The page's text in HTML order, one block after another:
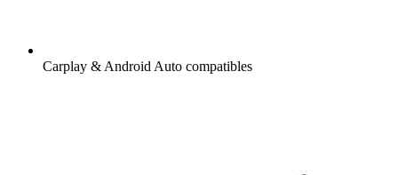
Carplay & Android Auto compatibles